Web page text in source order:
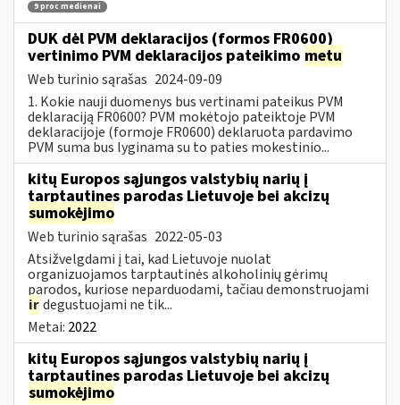
9 proc medienai
DUK dėl PVM deklaracijos (formos FR0600)
vertinimo PVM deklaracijos pateikimo metu
Web turinio sąrašas 2024-09-09
1. Kokie nauji duomenys bus vertinami pateikus PVM
deklaraciją FR0600? PVM mokėtojo pateiktoje PVM
deklaracijoje (formoje FR0600) deklaruota pardavimo
PVM suma bus lyginama su to paties mokestinio...
kitų Europos sąjungos valstybių narių į
tarptautines parodas Lietuvoje bei akcizų
sumokėjimo
Web turinio sąrašas 2022-05-03
Atsižvelgdami į tai, kad Lietuvoje nuolat
organizuojamos tarptautinės alkoholinių gėrimų
parodos, kuriose neparduodami, tačiau demonstruojami
irdegustuojami ne tik...
Metai: 2022
kitų Europos sąjungos valstybių narių į
tarptautines parodas Lietuvoje bei akcizų
sumokėjimo